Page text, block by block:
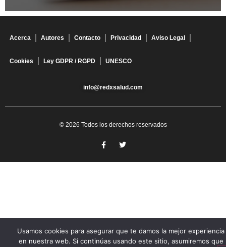
Acerca Autores Contacto Privacidad Aviso Legal
Cookies Ley GDPR / RGPD UNESCO
info@redxsalud.com
© 2026 Todos los derechos reservados
Usamos cookies para asegurar que te damos la mejor experiencia
en nuestra web. Si continúas usando este sitio, asumiremos que